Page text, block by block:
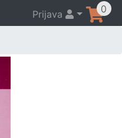
Prijava 0